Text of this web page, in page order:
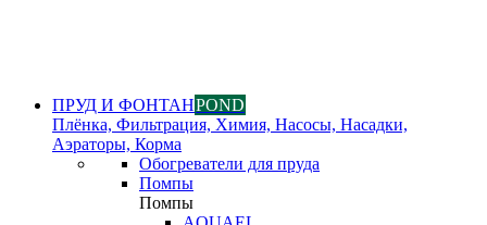
ПРУД И ФОНТАНPOND
Плёнка, Фильтрация, Химия, Насосы, Насадки,
Аэраторы, Корма
Обогреватели для пруда
Помпы
Помпы